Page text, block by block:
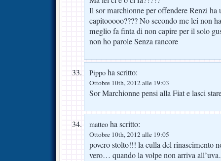
Il sor marchionne per offendere Renzi ha
capitooooo???? No secondo me lei non
meglio fa finta di non capire per il solo
non ho parole Senza rancore
Pippo ha scritto:
Ottobre 10th, 2012 alle 19:03
Sor Marchionne pensi alla Fiat e lasci
matteo ha scritto:
Ottobre 10th, 2012 alle 19:05
povero stolto!!! la culla del rinascimento
vero… quando la volpe non arriva